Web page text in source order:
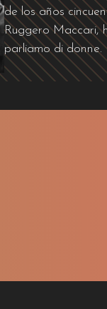
de los años
Ruggero Maccari,
parliamo di donne.